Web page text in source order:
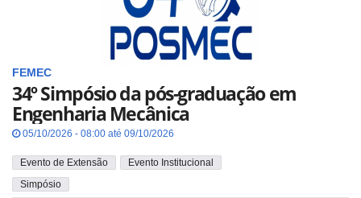
FEMEC
34º Simpósio da pós-graduação em
Engenharia Mecânica
05/10/2026 - 08:00 até 09/10/2026
Evento de Extensão
Evento Institucional
Simpósio